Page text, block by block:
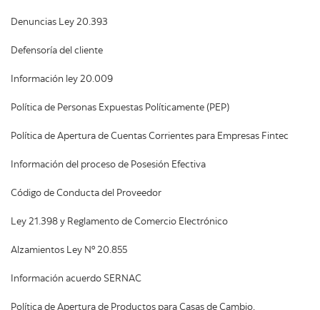
Denuncias Ley 20.393
Defensoría del cliente
Información ley 20.009
Política de Personas Expuestas Políticamente (PEP)
Política de Apertura de Cuentas Corrientes para Empresas Fintec
Información del proceso de Posesión Efectiva
Código de Conducta del Proveedor
Ley 21.398 y Reglamento de Comercio Electrónico
Alzamientos Ley Nº 20.855
Información acuerdo SERNAC
Política de Apertura de Productos para Casas de Cambio,